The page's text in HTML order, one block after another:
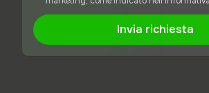
Invia richiesta